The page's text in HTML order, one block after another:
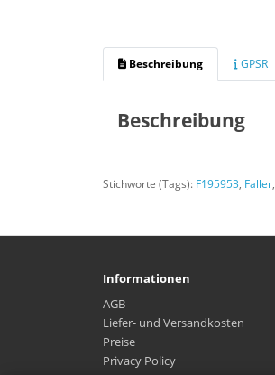
Beschreibung GPSR
Beschreibung
Stichworte (Tags): F195953, Faller,
Informationen
AGB
Liefer- und Versandkosten
Preise
Privacy Policy